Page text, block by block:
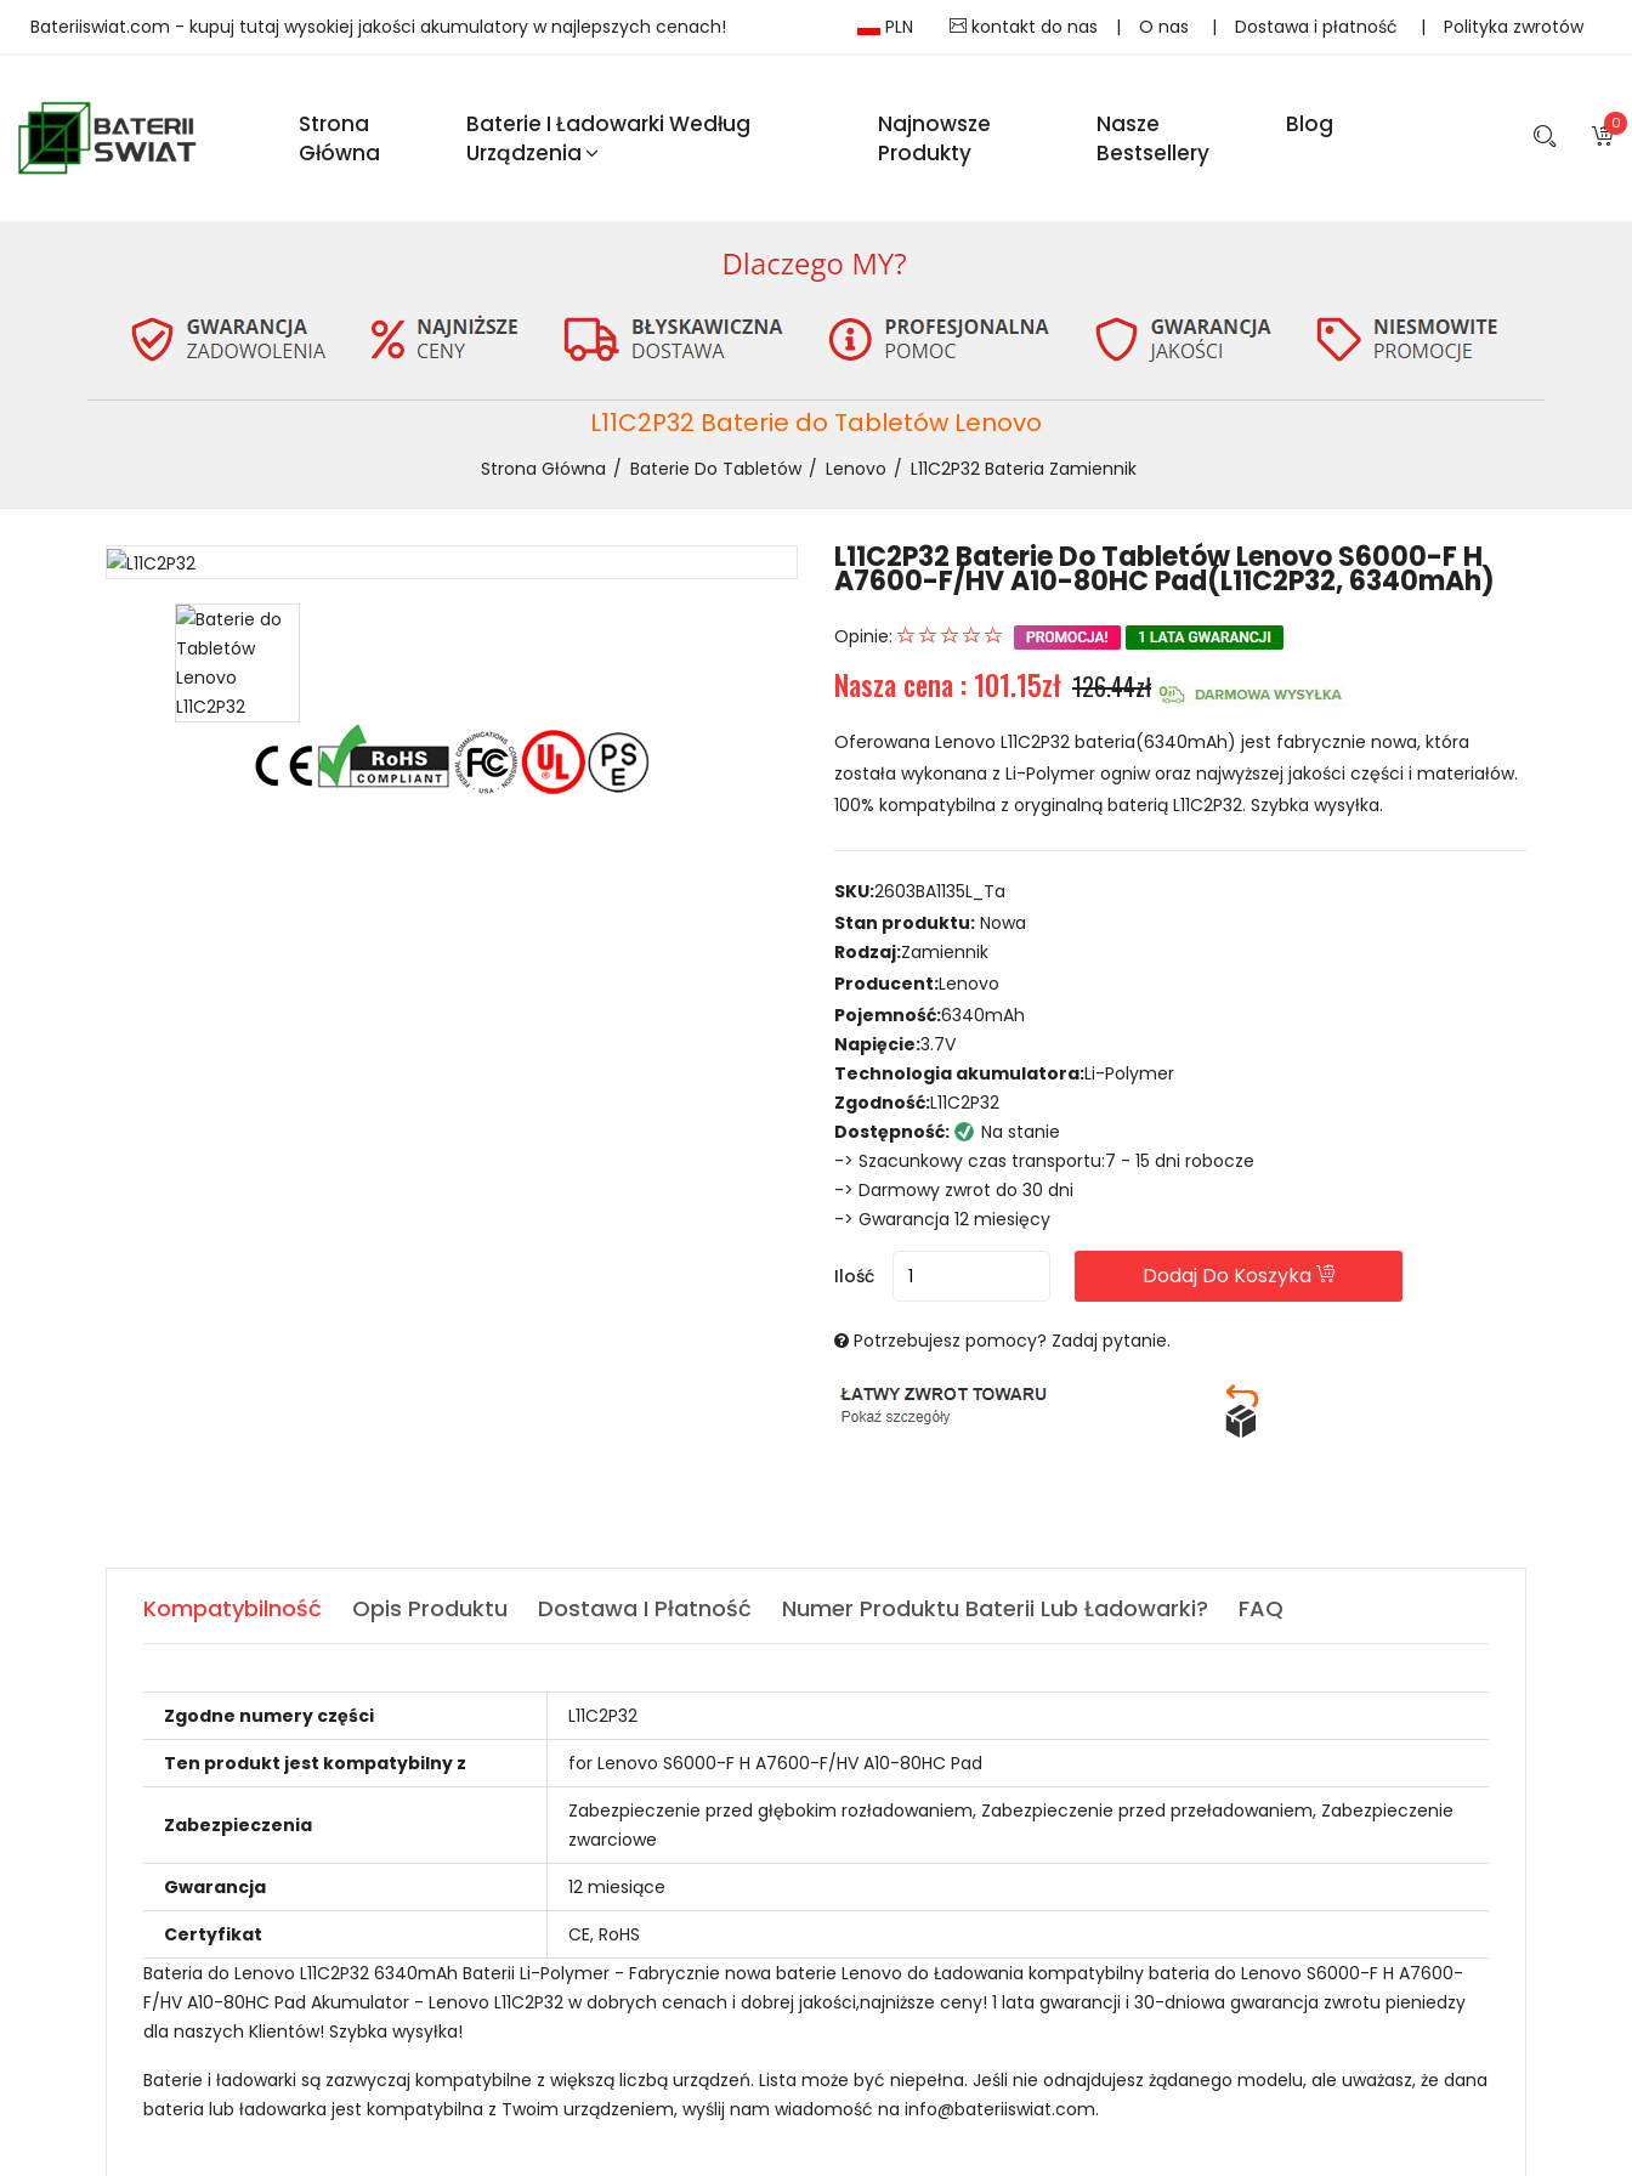
Bateriiswiat.com - kupuj tutaj wysokiej jakości akumulatory w najlepszych cenach! PLN kontakt do nas | O nas | Dostawa i płatność | Polityka zwrotów
Strona
Główna
Baterie I Ładowarki Według
Urządzenia
Najnowsze
Produkty
Nasze
Bestsellery
Blog 0
L11C2P32 Baterie do Tabletów Lenovo
Strona Główna Baterie Do Tabletów Lenovo L11C2P32 Bateria Zamiennik
L11C2P32 Baterie Do Tabletów Lenovo S6000-F H
A7600-F/HV A10-80HC Pad(L11C2P32, 6340mAh)
Opinie:
Nasza cena : 101.15zł 126.44zł
Oferowana Lenovo L11C2P32 bateria(6340mAh) jest fabrycznie nowa, która
została wykonana z Li-Polymer ogniw oraz najwyższej jakości części i materiałów.
100% kompatybilna z oryginalną baterią L11C2P32. Szybka wysyłka.
SKU:2603BA1135L_Ta
Stan produktu: Nowa
Rodzaj:Zamiennik
Producent:Lenovo
Pojemność:6340mAh
Napięcie:3.7V
Technologia akumulatora:Li-Polymer
Zgodność:L11C2P32
Dostępność:
Na stanie
-> Szacunkowy czas transportu:7 - 15 dni robocze
-> Darmowy zwrot do 30 dni
-> Gwarancja 12 miesięcy
Ilość Dodaj Do Koszyka
Potrzebujesz pomocy? Zadaj pytanie.
Kompatybilność Opis Produktu Dostawa I Płatność Numer Produktu Baterii Lub Ładowarki? FAQ
Zgodne numery części
L11C2P32
Ten produkt jest kompatybilny z
for Lenovo S6000-F H A7600-F/HV A10-80HC Pad
Zabezpieczenia
Zabezpieczenie przed głębokim rozładowaniem, Zabezpieczenie przed przeładowaniem, Zabezpieczenie
zwarciowe
Gwarancja
12 miesiące
Certyfikat
CE, RoHS
Bateria do Lenovo L11C2P32 6340mAh Baterii Li-Polymer - Fabrycznie nowa baterie Lenovo do Ładowania kompatybilny bateria do Lenovo S6000-F H A7600-
F/HV A10-80HC Pad Akumulator - Lenovo L11C2P32 w dobrych cenach i dobrej jakości,najniższe ceny! 1 lata gwarancji i 30-dniowa gwarancja zwrotu pieniedzy
dla naszych Klientów! Szybka wysyłka!
Baterie i ładowarki są zazwyczaj kompatybilne z większą liczbą urządzeń. Lista może być niepełna. Jeśli nie odnajdujesz żądanego modelu, ale uważasz, że dana
bateria lub ładowarka jest kompatybilna z Twoim urządzeniem, wyślij nam wiadomość na info@bateriiswiat.com.